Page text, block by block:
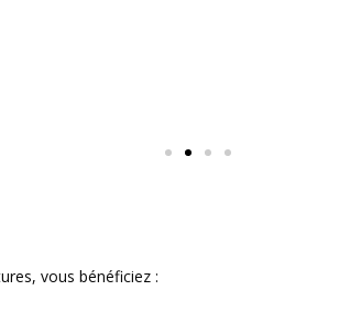
vous bénéficiez :